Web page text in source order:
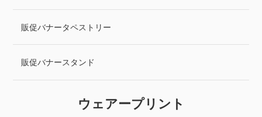
販促バナータペストリー
販促バナースタンド
ウェアープリント